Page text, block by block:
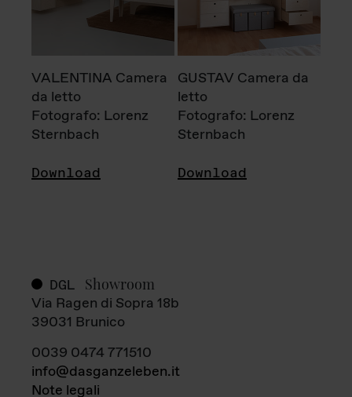
VALENTINA Camera
da letto
Fotografo: Lorenz
Sternbach
Download
GUSTAV Camera da
letto
Fotografo: Lorenz
Sternbach
Download
DGL Showroom
Via Ragen di Sopra 18b
39031 Brunico
0039 0474 771510
info@dasganzeleben.it
Note legali